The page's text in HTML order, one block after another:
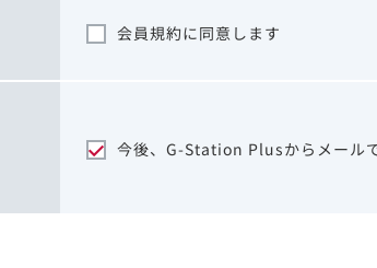
サイトを利用することま
本サイト内の情報は、医
会員規約に同意します
今後、G-Station Plusからメール